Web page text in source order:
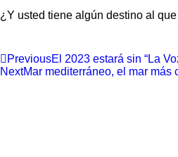
¿Y usted tiene algún destino al
PreviousEl 2023 estará sin “La
NextMar mediterráneo, el mar más